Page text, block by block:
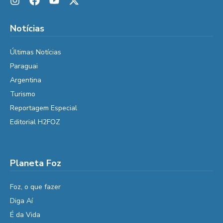
Notícias
Últimas Notícias
Paraguai
Argentina
Turismo
Reportagem Especial
Editorial H2FOZ
Planeta Foz
Foz, o que fazer
Diga Aí
É da Vida